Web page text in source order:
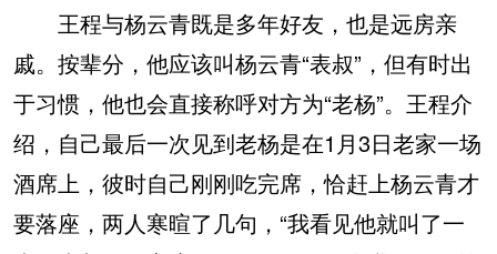
王程与杨云青既是多年好友，也是远房亲
戚。按辈分，他应该叫杨云青“表叔”，但有时出
于习惯，他也会直接称呼对方为“老杨”。王程介
绍，自己最后一次见到老杨是在1月3日老家一场
酒席上，彼时自己刚刚吃完席，恰赶上杨云青才
要落座，两人寒暄了几句，“我看见他就叫了一